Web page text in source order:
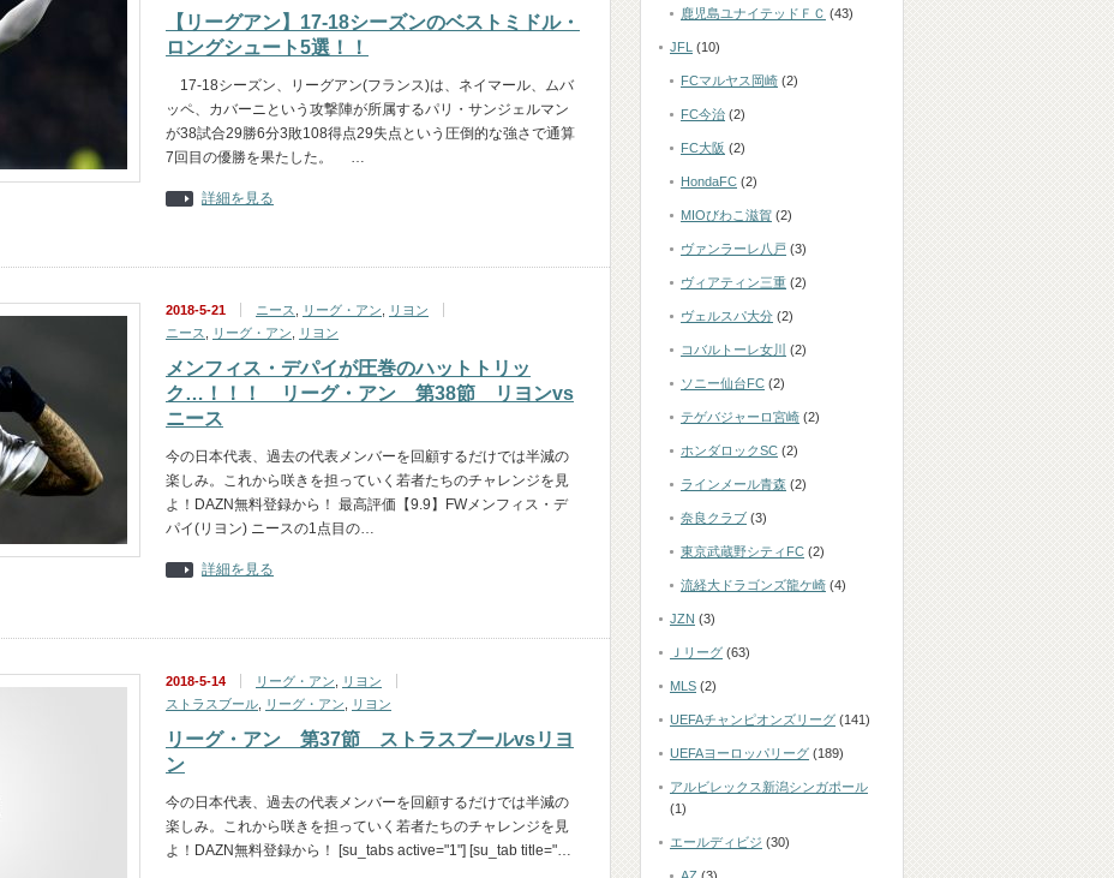
【リーグアン】17-18シーズンのベストミドル・
ロングシュート5選！！
17-18シーズン、リーグアン(フランス)は、ネイマール、ムバ
ッペ、カバーニという攻撃陣が所属するパリ・サンジェルマン
が38試合29勝6分3敗108得点29失点という圧倒的な強さで通算
7回目の優勝を果たした。 …
詳細を見る
2018-5-21 ニース リーグ・アン
リヨン
ニース
リーグ・アン リヨン
メンフィス・デパイが圧巻のハットトリッ
ク…！！！ リーグ・アン 第38節 リヨンvs
ニース
今の日本代表、過去の代表メンバーを回顧するだけでは半減の
楽しみ。これから咲きを担っていく若者たちのチャレンジを見
よ！DAZN無料登録から！ 最高評価【9.9】FWメンフィス・デ
パイ(リヨン) ニースの1点目の…
詳細を見る
2018-5-14 リーグ・アン
リヨン
ストラスブール
リーグ・アン リヨン
リーグ・アン 第37節 ストラスブールvsリヨ
ン
今の日本代表、過去の代表メンバーを回顧するだけでは半減の
楽しみ。これから咲きを担っていく若者たちのチャレンジを見
よ！DAZN無料登録から！ [su_tabs active="1"] [su_tab title="…
鹿児島ユナイテッドＦＣ (43)
JFL (10)
FCマルヤス岡崎 (2)
FC今治 (2)
FC大阪 (2)
HondaFC (2)
MIOびわこ滋賀 (2)
ヴァンラーレ八戸 (3)
ヴィアティン三重 (2)
ヴェルスパ大分 (2)
コバルトーレ女川 (2)
ソニー仙台FC (2)
テゲバジャーロ宮崎 (2)
ホンダロックSC (2)
ラインメール青森 (2)
奈良クラブ (3)
東京武蔵野シティFC (2)
流経大ドラゴンズ龍ケ崎 (4)
JZN (3)
Ｊリーグ (63)
MLS (2)
UEFAチャンピオンズリーグ (141)
UEFAヨーロッパリーグ (189)
アルビレックス新潟シンガポール
(1)
エールディビジ (30)